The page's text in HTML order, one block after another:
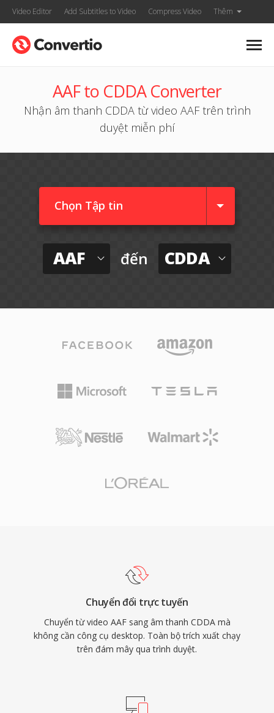
Video Editor Add Subtitles to Video Compress Video Thêm
AAF to CDDA Converter
Nhận âm thanh CDDA từ video AAF trên trình
duyệt miễn phí
Chọn Tập tin
AAF đến CDDA
Chuyển đổi trực tuyến
Chuyển từ video AAF sang âm thanh CDDA mà
không cần công cụ desktop. Toàn bộ trích xuất chạy
trên đám mây qua trình duyệt.